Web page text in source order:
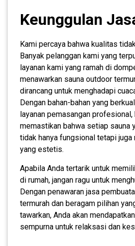
Keunggulan
Kami percaya bahwa kualitas
Banyak pelanggan kami yang
layanan kami yang ramah di
menawarkan sauna outdoor
dirancang untuk menghadapi
Dengan bahan-bahan yang
layanan pemasangan profesional,
memastikan bahwa setiap sauna
tidak hanya fungsional tetapi
yang estetis.
Apabila Anda tertarik untuk
di rumah, jangan ragu untuk
Dengan penawaran jasa
termurah dan beragam pilihan
tawarkan, Anda akan
sempurna untuk relaksasi dan